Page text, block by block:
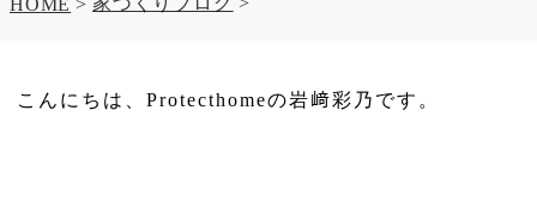
こんにちは、Protecthomeの岩﨑彩乃です。